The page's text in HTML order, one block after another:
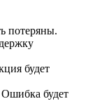
потеряны.
будет
Ошибка будет